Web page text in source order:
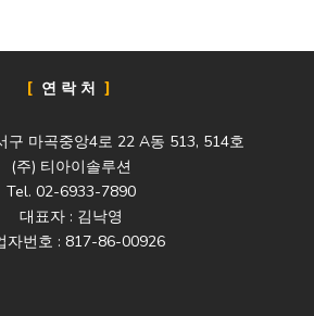
연락처
구 마곡중앙4로 22 A동 513, 514호
(주) 티아이솔루션
Tel. 02-6933-7890
대표자 : 김낙영
자번호 : 817-86-00926